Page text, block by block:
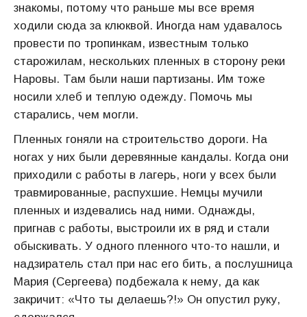
знакомы, потому что раньше мы все время
ходили сюда за клюквой. Иногда нам удавалось
провести по тропинкам, известным только
старожилам, нескольких пленных в сторону реки
Наровы. Там были наши партизаны. Им тоже
носили хлеб и теплую одежду. Помочь мы
старались, чем могли.
Пленных гоняли на строительство дороги. На
ногах у них были деревянные кандалы. Когда они
приходили с работы в лагерь, ноги у всех были
травмированные, распухшие. Немцы мучили
пленных и издевались над ними. Однажды,
пригнав с работы, выстроили их в ряд и стали
обыскивать. У одного пленного что-то нашли, и
надзиратель стал при нас его бить, а послушница
Мария (Сергеева) подбежала к нему, да как
закричит: «Что ты делаешь?!» Он опустил руку,